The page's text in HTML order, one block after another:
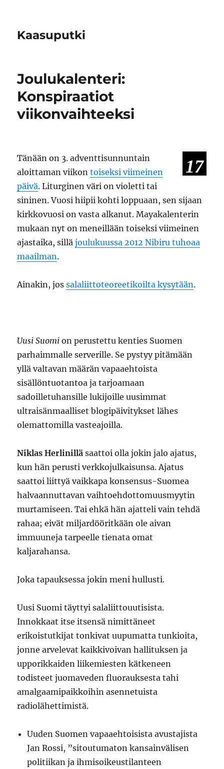
Kaasuputki
Joulukalenteri:
Konspiraatiot
viikonvaihteeksi
17
Tänään on 3. adventtisunnuntain
aloittaman viikontoiseksi viimeinen
päivä. Liturginen väri on violetti tai
sininen. Vuosi hiipii kohti loppuaan, sen sijaan
kirkkovuosi on vasta alkanut. Mayakalenterin
mukaan nyt on meneillään toiseksi viimeinen
ajastaika, silläjoulukuussa 2012 Nibiru tuhoaa
maailman.
Ainakin, jossalaliittoteoreetikoilta kysytään.
Uusi Suomi on perustettu kenties Suomen
parhaimmalle serverille. Se pystyy pitämään
yllä valtavan määrän vapaaehtoista
sisällöntuotantoa ja tarjoamaan
sadoilletuhansille lukijoille uusimmat
ultraisänmaalliset blogipäivitykset lähes
olemattomilla vasteajoilla.
Niklas Herlinillä saattoi olla jokin jalo ajatus,
kun hän perusti verkkojulkaisunsa. Ajatus
saattoi liittyä vaikkapa konsensus-Suomea
halvaannuttavan vaihtoehdottomuusmyytin
murtamiseen. Tai ehkä hän ajatteli vain tehdä
rahaa; eivät miljardööritkään ole aivan
immuuneja tarpeelle tienata omat
kaljarahansa.
Joka tapauksessa jokin meni hullusti.
Uusi Suomi täyttyi salaliittouutisista.
Innokkaat itse itsensä nimittäneet
erikoistutkijat tonkivat uupumatta tunkioita,
jonne arvelevat kaikkivoivan hallituksen ja
upporikkaiden liikemiesten kätkeneen
todisteet juomaveden fluorauksesta tahi
amalgaamipaikkoihin asennetuista
radiolähettimistä.
Uuden Suomen vapaaehtoisista avustajista
Jan Rossi, ”sitoutumaton kansainvälisen
politiikan ja ihmisoikeustilanteen